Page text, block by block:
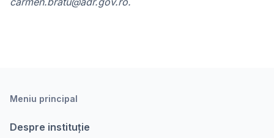
Meniu principal
Despre instituție